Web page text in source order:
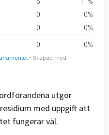
utgör
med uppgift att
fungerar väl.